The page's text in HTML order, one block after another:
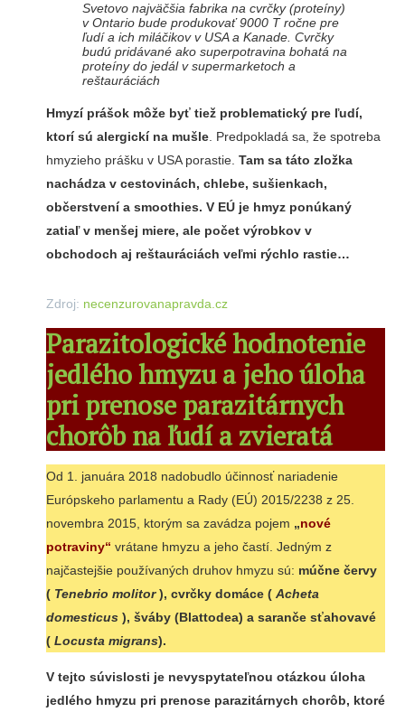
Svetovo najväčšia fabrika na cvrčky (proteíny)
v Ontario bude produkovať 9000 T ročne pre
ľudí a ich miláčikov v USA a Kanade. Cvrčky
budú pridávané ako superpotravina bohatá na
proteíny do jedál v supermarketoch a
reštauráciách
Hmyzí prášok môže byť tiež problematický pre ľudí,
ktorí sú alergickí na mušle. Predpokladá sa, že spotreba
hmyzieho prášku v USA porastie. Tam sa táto zložka
nachádza v cestovinách, chlebe, sušienkach,
občerstvení a smoothies. V EÚ je hmyz ponúkaný
zatiaľ v menšej miere, ale počet výrobkov v
obchodoch aj reštauráciách veľmi rýchlo rastie…
Zdroj: necenzurovanapravda.cz
Parazitologické hodnotenie
jedlého hmyzu a jeho úloha
pri prenose parazitárnych
chorôb na ľudí a zvieratá
Od 1. januára 2018 nadobudlo účinnosť nariadenie
Európskeho parlamentu a Rady (EÚ) 2015/2238 z 25.
novembra 2015, ktorým sa zavádza pojem „nové
potraviny“ vrátane hmyzu a jeho častí. Jedným z
najčastejšie používaných druhov hmyzu sú: múčne červy
( Tenebrio molitor), cvrčky domáce ( Acheta
domesticus), šváby (Blattodea) a saranče sťahovavé
( Locusta migrans).
V tejto súvislosti je nevyspytateľnou otázkou úloha
jedlého hmyzu pri prenose parazitárnych chorôb, ktoré